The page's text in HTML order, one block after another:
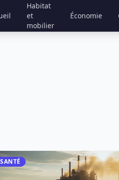
Habitat
et
mobilier
Économie
SANTÉ